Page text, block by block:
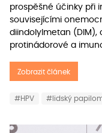
prospěšné účinky při
souvisejícími
diindolylmetan (DIM),
protinádorové a
Zobrazit článek
#HPV #lidský